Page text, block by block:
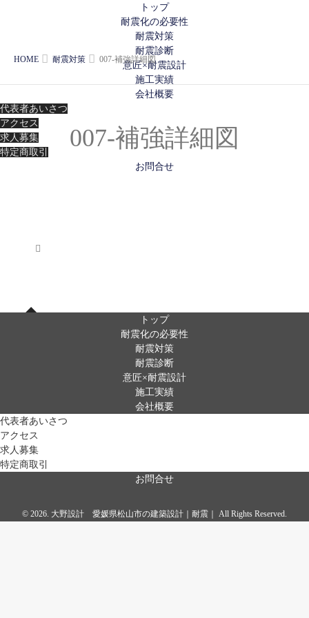
トップ
耐震化の必要性
耐震対策
耐震診断
意匠×耐震設計
施工実績
会社概要
代表者あいさつ
アクセス
求人募集
特定商取引
お問合せ
HOME 耐震対策 007-補強詳細図
007-補強詳細図
トップ
耐震化の必要性
耐震対策
耐震診断
意匠×耐震設計
施工実績
会社概要
代表者あいさつ
アクセス
求人募集
特定商取引
お問合せ
© 2026. 大野設計 愛媛県松山市の建築設計｜耐震｜ All Rights Reserved.